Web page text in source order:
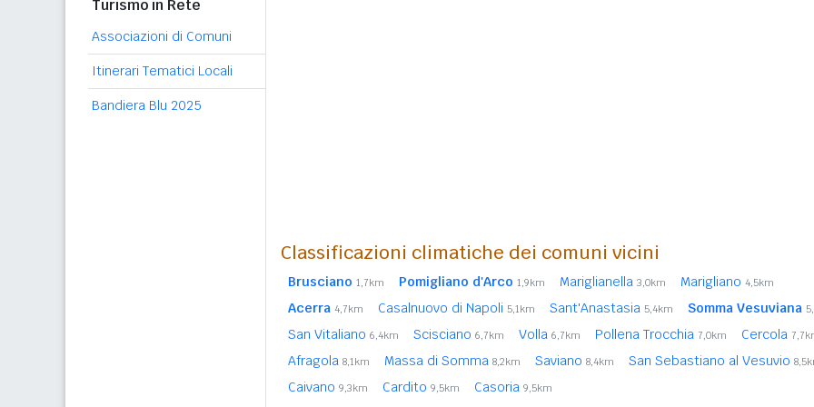
Turismo in Rete
Associazioni di Comuni
Itinerari Tematici Locali
Bandiera Blu 2025
Classificazioni climatiche dei comuni vicini
Brusciano 1,7km Pomigliano d'Arco 1,9km Mariglianella 3,0km Marigliano 4,5km
Acerra 4,7km Casalnuovo di Napoli 5,1km Sant'Anastasia 5,4km Somma Vesuviana
San Vitaliano 6,4km Scisciano 6,7km Volla 6,7km Pollena Trocchia 7,0km Cercola
Afragola 8,1km Massa di Somma 8,2km Saviano 8,4km San Sebastiano al Vesuvio
Caivano 9,3km Cardito 9,5km Casoria 9,5km